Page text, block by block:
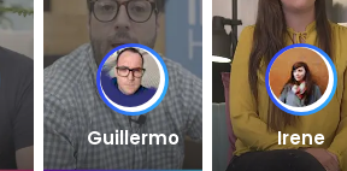
Guillermo Irene